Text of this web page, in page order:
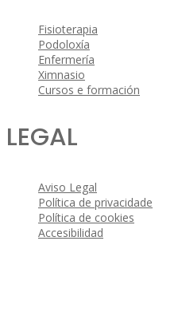
Fisioterapia
Podoloxía
Enfermería
Ximnasio
Cursos e formación
LEGAL
Aviso Legal
Política de privacidade
Política de cookies
Accesibilidad